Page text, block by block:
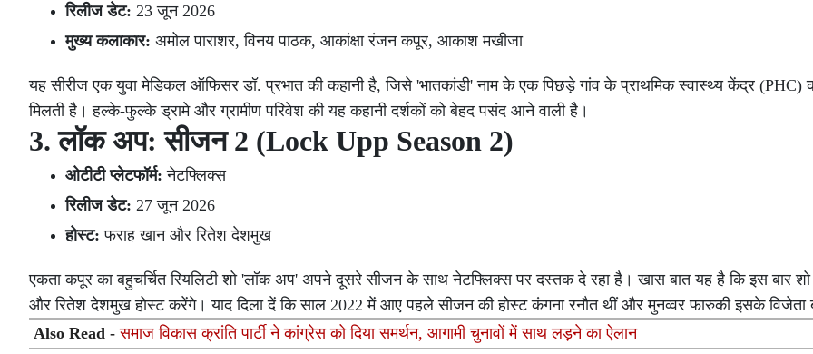
रिलीज डेट: 23 जून 2026
मुख्य कलाकार: अमोल पाराशर, विनय पाठक, आकांक्षा रंजन कपूर, आकाश मखीजा
यह सीरीज एक युवा मेडिकल ऑफिसर डॉ. प्रभात की कहानी है, जिसे 'भातकांडी' नाम के एक पिछड़े गांव के प्राथमिक स्वास्थ्य केंद्र (PHC)
मिलती है। हल्के-फुल्के ड्रामे और ग्रामीण परिवेश की यह कहानी दर्शकों को बेहद पसंद आने वाली है।
3. लॉक अप: सीजन 2 (Lock Upp Season 2)
ओटीटी प्लेटफॉर्म: नेटफ्लिक्स
रिलीज डेट: 27 जून 2026
होस्ट: फराह खान और रितेश देशमुख
एकता कपूर का बहुचर्चित रियलिटी शो 'लॉक अप' अपने दूसरे सीजन के साथ नेटफ्लिक्स पर दस्तक दे रहा है। खास बात यह है कि इस बार
और रितेश देशमुख होस्ट करेंगे। याद दिला दें कि साल 2022 में आए पहले सीजन की होस्ट कंगना रनौत थीं और मुनव्वर फारुकी इसके विजेता
Also Read -समाज विकास क्रांति पार्टी ने कांग्रेस को दिया समर्थन, आगामी चुनावों में साथ लड़ने का ऐलान